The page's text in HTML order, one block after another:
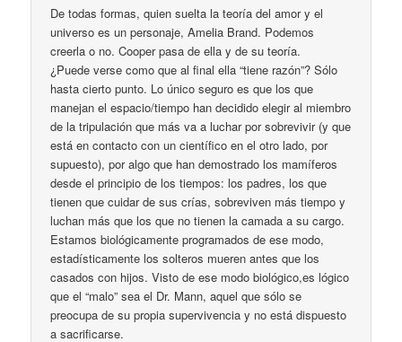
De todas formas, quien suelta la teoría del amor y el
universo es un personaje, Amelia Brand. Podemos
creerla o no. Cooper pasa de ella y de su teoría.
¿Puede verse como que al final ella “tiene razón”? Sólo
hasta cierto punto. Lo único seguro es que los que
manejan el espacio/tiempo han decidido elegir al miembro
de la tripulación que más va a luchar por sobrevivir (y que
está en contacto con un científico en el otro lado, por
supuesto), por algo que han demostrado los mamíferos
desde el principio de los tiempos: los padres, los que
tienen que cuidar de sus crías, sobreviven más tiempo y
luchan más que los que no tienen la camada a su cargo.
Estamos biológicamente programados de ese modo,
estadísticamente los solteros mueren antes que los
casados con hijos. Visto de ese modo biológico,es lógico
que el “malo” sea el Dr. Mann, aquel que sólo se
preocupa de su propia supervivencia y no está dispuesto
a sacrificarse.